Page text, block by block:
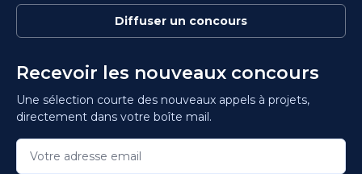
Diffuser un concours
Recevoir les nouveaux concours
Une sélection courte des nouveaux appels à projets,
directement dans votre boîte mail.